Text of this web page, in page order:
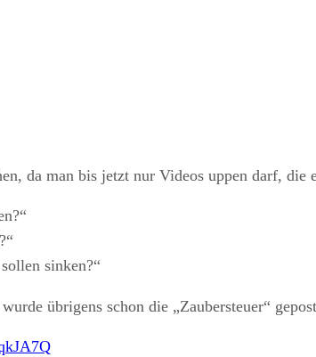
da man bis jetzt nur Videos uppen darf, die
sinken?“
übrigens schon die „Zaubersteuer“